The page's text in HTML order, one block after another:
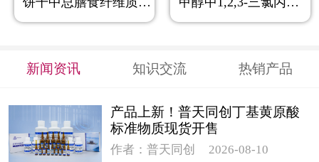
新闻资讯 知识交流 热销产品
产品上新！普天同创丁基黄原酸
标准物质现货开售
作者：普天同创
2026-08-10